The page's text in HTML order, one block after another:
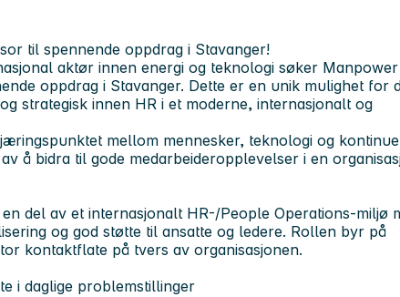
til spennende oppdrag i Stavanger!
aktør innen energi og teknologi søker
oppdrag i Stavanger. Dette er en unik mulighet for
strategisk innen HR i et moderne, internasjonalt og
mellom mennesker, teknologi og
å bidra til gode medarbeideropplevelser i en
del av et internasjonalt HR-/People Operations-miljø
og god støtte til ansatte og ledere. Rollen byr på
kontaktflate på tvers av organisasjonen.
i daglige problemstillinger